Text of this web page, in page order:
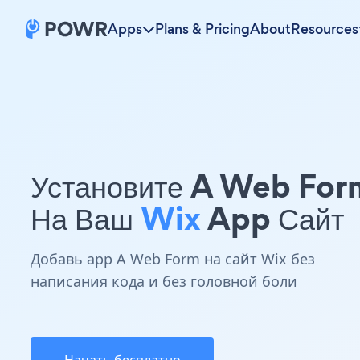
Apps Plans & PricingAboutResources
Установите A Web
На ВашWixApp Сайт
Добавь app A Web Form на сайт Wix без
написания кода и без головной боли